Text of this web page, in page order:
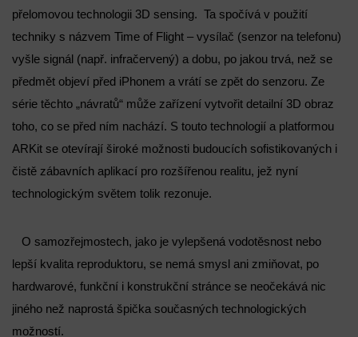
přelomovou technologii 3D sensing. Ta spočívá v použití
techniky s názvem Time of Flight – vysílač (senzor na telefonu)
vyšle signál (např. infračervený) a dobu, po jakou trvá, než se
předmět objeví před iPhonem a vrátí se zpět do senzoru. Ze
série těchto „návratů“ může zařízení vytvořit detailní 3D obraz
toho, co se před ním nachází. S touto technologií a platformou
ARKit se otevírají široké možnosti budoucích sofistikovaných i
čistě zábavních aplikací pro rozšířenou realitu, jež nyní
technologickým světem tolik rezonuje.
O samozřejmostech, jako je vylepšená vodotěsnost nebo
lepší kvalita reproduktoru, se nemá smysl ani zmiňovat, po
hardwarové, funkční i konstrukční stránce se neočekává nic
jiného než naprostá špička současných technologických
možností.